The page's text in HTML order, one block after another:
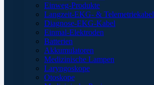
Einweg-Produkte
Langzeit-EKG- & Telemetriekabel
Diagnose-EKG-Kabel
Einmal-Elektroden
Batterien
Akkumulatoren
Medizinische Lampen
Laryngoskope
Otoskope